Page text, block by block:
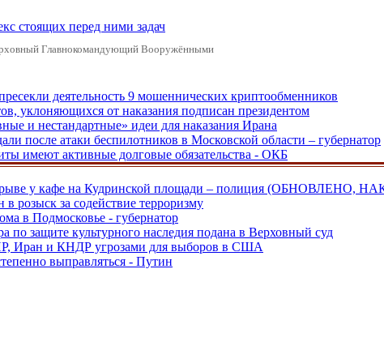
стоящих перед ними задач
Главнокомандующий Вооружёнными
деятельность 9 мошеннических криптообменников
уклоняющихся от наказания подписан президентом
и нестандартные» идеи для наказания Ирана
после атаки беспилотников в Московской области – губернатор
имеют активные долговые обязательства - ОКБ
у кафе на Кудринской площади – полиция (ОБНОВЛЕНО,
розыск за содействие терроризму
в Подмосковье - губернатор
по защите культурного наследия подана в Верховный суд
Иран и КНДР угрозами для выборов в США
выправляться - Путин